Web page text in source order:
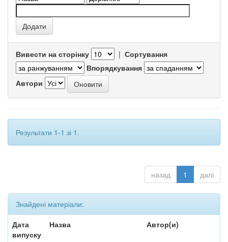
Вивести на сторінку | Сортування
Впорядкування
Автори
Результати 1-1 зі 1.
назад 1 далі
Знайдені матеріали:
Дата
випуску
Назва Автор(и)